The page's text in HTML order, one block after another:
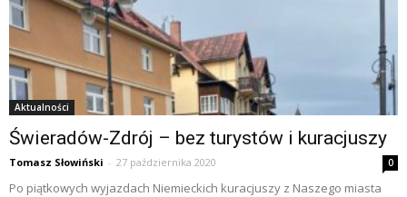
Aktualności
Świeradów-Zdrój – bez turystów i kuracjuszy
Tomasz Słowiński - 27 października 2020 0
Po piątkowych wyjazdach Niemieckich kuracjuszy z Naszego miasta